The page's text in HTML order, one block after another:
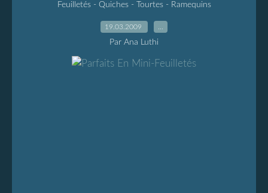
Feuilletés - Quiches - Tourtes - Ramequins
19.03.2009
Par Ana Luthi